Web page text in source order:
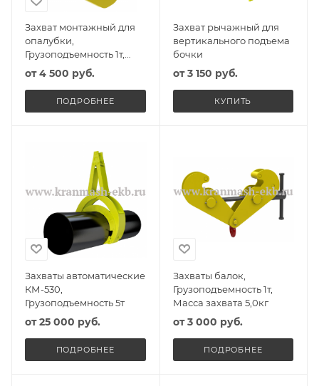
Захват монтажный для
опалубки,
Грузоподъемность 1т,
Масса захвата 6,5кг,
Интервал (зев) захвата
60мм
от4 500 руб.
ПОДРОБНЕЕ
Захват рычажный для
вертикального подъема
бочки
от3 150 руб.
КУПИТЬ
Захваты автоматические
КМ-530,
Грузоподъемность 5т
от25 000 руб.
ПОДРОБНЕЕ
Захваты балок,
Грузоподъемность 1т,
Масса захвата 5,0кг
от3 000 руб.
ПОДРОБНЕЕ